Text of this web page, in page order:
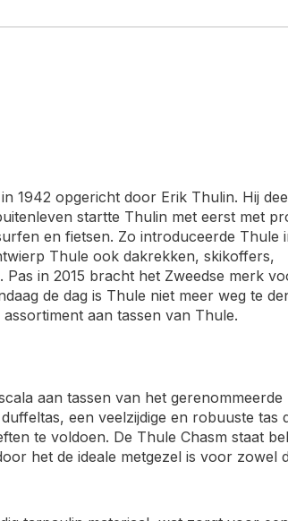
1942 opgericht door Erik Thulin. Hij
startte Thulin met eerst met
en fietsen. Zo introduceerde Thule
Thule ook dakrekken, skikoffers,
in 2015 bracht het Zweedse merk
de dag is Thule niet meer weg te
aan tassen van Thule.
aan tassen van het gerenommeerde
een veelzijdige en robuuste tas
te voldoen. De Thule Chasm staat
het de ideale metgezel is voor zowel